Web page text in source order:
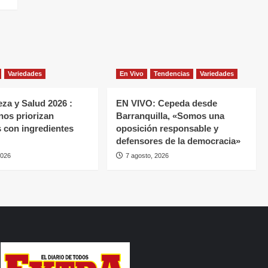
Variedades
y Salud 2026 :
priorizan
con ingredientes
En Vivo Tendencias Variedades
EN VIVO: Cepeda desde
Barranquilla, «Somos una
oposición responsable y
defensores de la democracia»
7 agosto, 2026